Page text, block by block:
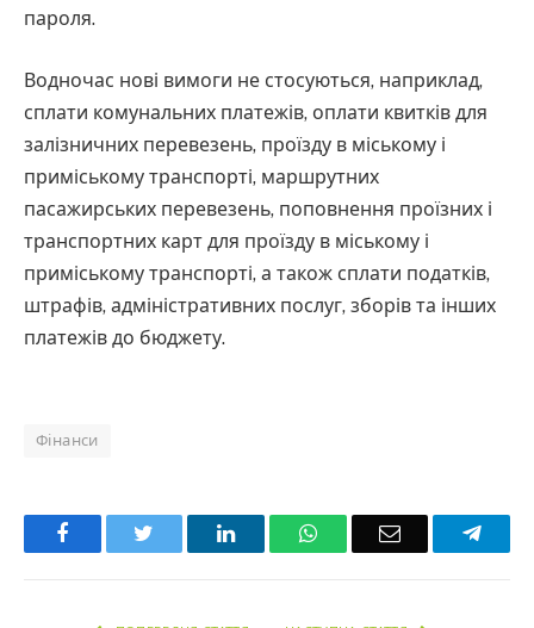
пароля.
Водночас нові вимоги не стосуються, наприклад,
сплати комунальних платежів, оплати квитків для
залізничних перевезень, проїзду в міському і
приміському транспорті, маршрутних
пасажирських перевезень, поповнення проїзних і
транспортних карт для проїзду в міському і
приміському транспорті, а також сплати податків,
штрафів, адміністративних послуг, зборів та інших
платежів до бюджету.
Фінанси
Facebook LinkedInWhatsAppEmail